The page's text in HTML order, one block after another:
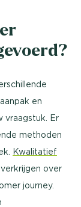
en
vraagstuk. Er
methoden
Kwalitatief
over
journey.